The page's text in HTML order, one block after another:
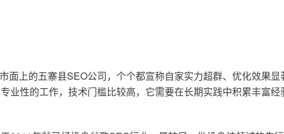
面上的五寨县SEO公司，个个都宣称自家实力超群、优化效果
业性的工作，技术门槛比较高，它需要在长期实践中积累丰富